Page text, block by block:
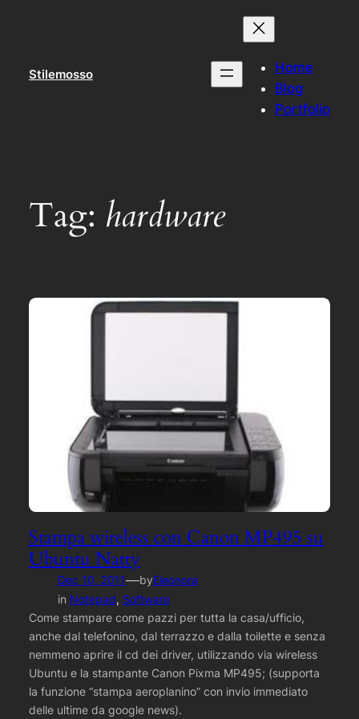
Stilemosso
Home
Blog
Portfolio
Tag: hardware
Stampa wireless con Canon MP495 su
Ubuntu Natty
Dec 10, 2011—byEleonora
in Notepad, Software
Come stampare come pazzi per tutta la casa/ufficio,
anche dal telefonino, dal terrazzo e dalla toilette e senza
nemmeno aprire il cd dei driver, utilizzando via wireless
Ubuntu e la stampante Canon Pixma MP495; (supporta
la funzione “stampa aeroplanino” con invio immediato
delle ultime da google news).